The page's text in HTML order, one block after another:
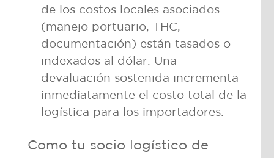
de los costos locales asociados
(manejo portuario, THC,
documentación) están tasados o
indexados al dólar. Una
devaluación sostenida incrementa
inmediatamente el costo total de la
logística para los importadores.
Como tu socio logístico de